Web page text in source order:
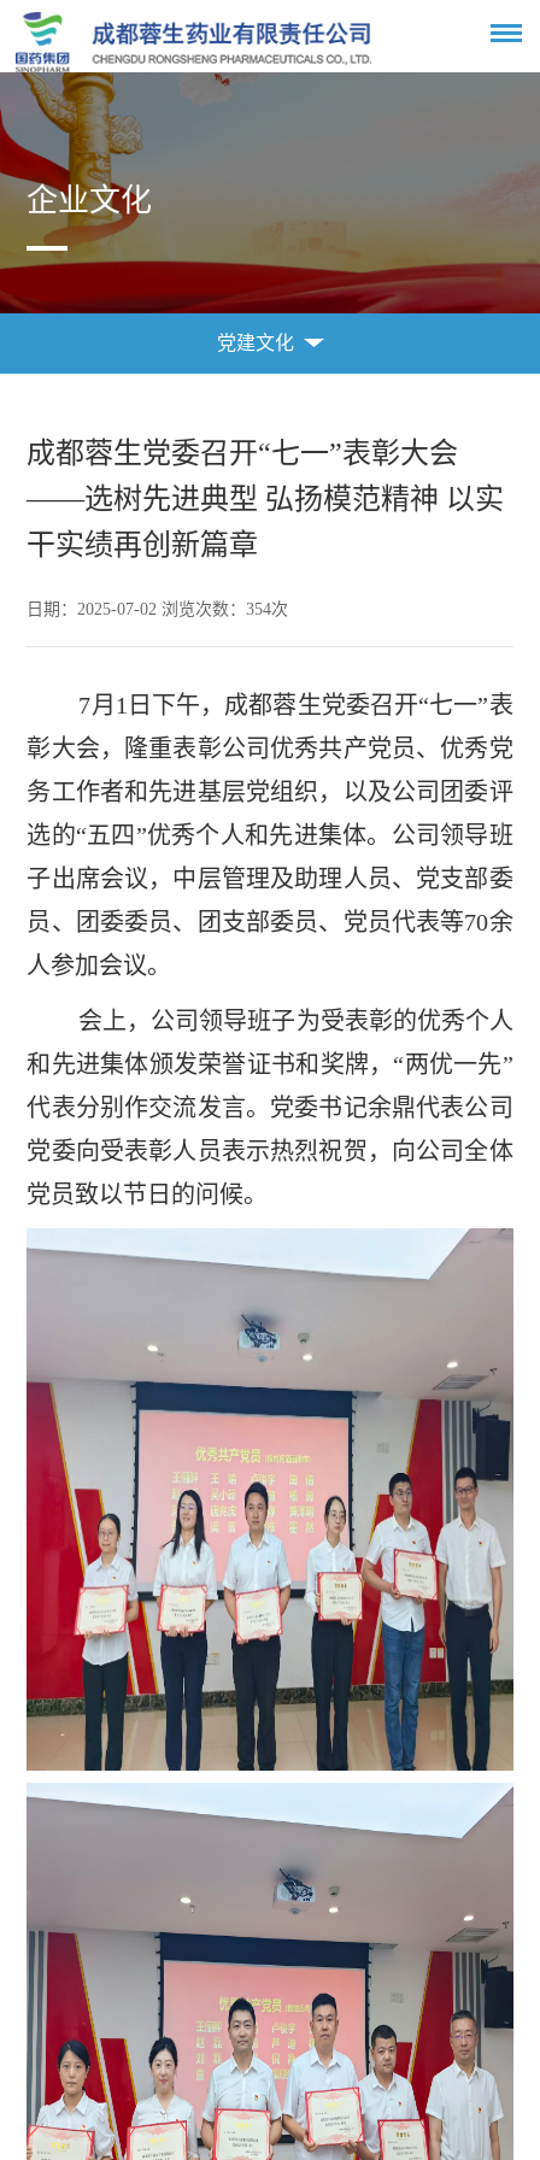
企业文化
党建文化
企业文化
成都蓉生党委召开“七一”表彰大会
——选树先进典型 弘扬模范精神 以实
干实绩再创新篇章
日期：2025-07-02 浏览次数：354次
7月1日下午，成都蓉生党委召开“七一”表
彰大会，隆重表彰公司优秀共产党员、优秀党
务工作者和先进基层党组织，以及公司团委评
选的“五四”优秀个人和先进集体。公司领导班
子出席会议，中层管理及助理人员、党支部委
员、团委委员、团支部委员、党员代表等70余
人参加会议。
会上，公司领导班子为受表彰的优秀个人
和先进集体颁发荣誉证书和奖牌，“两优一先”
代表分别作交流发言。党委书记余鼎代表公司
党委向受表彰人员表示热烈祝贺，向公司全体
党员致以节日的问候。